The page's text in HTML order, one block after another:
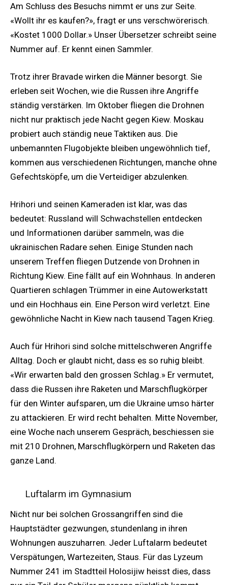
Am Schluss des Besuchs nimmt er uns zur Seite.
«Wollt ihr es kaufen?», fragt er uns verschwörerisch.
«Kostet 1000 Dollar.» Unser Übersetzer schreibt seine
Nummer auf. Er kennt einen Sammler.
Trotz ihrer Bravade wirken die Männer besorgt. Sie
erleben seit Wochen, wie die Russen ihre Angriffe
ständig verstärken. Im Oktober fliegen die Drohnen
nicht nur praktisch jede Nacht gegen Kiew. Moskau
probiert auch ständig neue Taktiken aus. Die
unbemannten Flugobjekte bleiben ungewöhnlich tief,
kommen aus verschiedenen Richtungen, manche ohne
Gefechtsköpfe, um die Verteidiger abzulenken.
Hrihori und seinen Kameraden ist klar, was das
bedeutet: Russland will Schwachstellen entdecken
und Informationen darüber sammeln, was die
ukrainischen Radare sehen. Einige Stunden nach
unserem Treffen fliegen Dutzende von Drohnen in
Richtung Kiew. Eine fällt auf ein Wohnhaus. In anderen
Quartieren schlagen Trümmer in eine Autowerkstatt
und ein Hochhaus ein. Eine Person wird verletzt. Eine
gewöhnliche Nacht in Kiew nach tausend Tagen Krieg.
Auch für Hrihori sind solche mittelschweren Angriffe
Alltag. Doch er glaubt nicht, dass es so ruhig bleibt.
«Wir erwarten bald den grossen Schlag.» Er vermutet,
dass die Russen ihre Raketen und Marschflugkörper
für den Winter aufsparen, um die Ukraine umso härter
zu attackieren. Er wird recht behalten. Mitte November,
eine Woche nach unserem Gespräch, beschiessen sie
mit 210 Drohnen, Marschflugkörpern und Raketen das
ganze Land.
Luftalarm im Gymnasium
Nicht nur bei solchen Grossangriffen sind die
Hauptstädter gezwungen, stundenlang in ihren
Wohnungen auszuharren. Jeder Luftalarm bedeutet
Verspätungen, Wartezeiten, Staus. Für das Lyzeum
Nummer 241 im Stadtteil Holosijiw heisst dies, dass